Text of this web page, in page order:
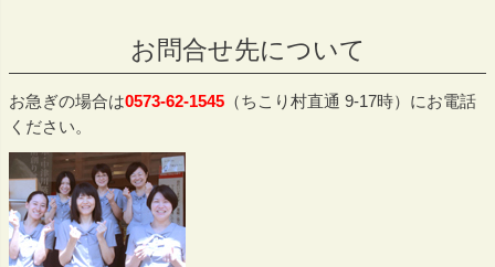
へ
お問合せ先について
お急ぎの場合は0573-62-1545 （ちこり村直通 9-17時）にお電話
ください。